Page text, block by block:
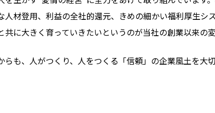
人材登用、利益の全社的還元、きめの細かい福利厚生シ
共に大きく育っていきたいというのが当社の創業以来の
らも、人がつくり、人をつくる「信頼」の企業風土を大